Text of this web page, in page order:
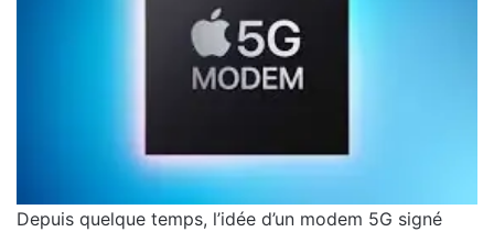
Depuis quelque temps, l’idée d’un modem 5G signé